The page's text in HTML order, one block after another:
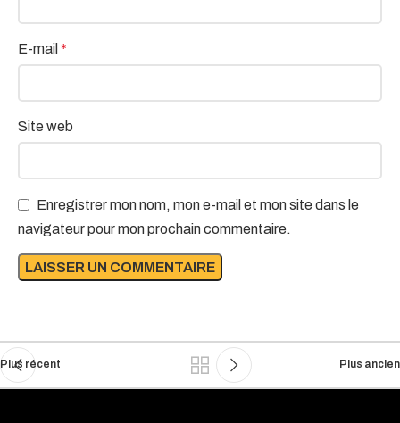
E-mail *
Site web
Enregistrer mon nom, mon e-mail et mon site dans le
navigateur pour mon prochain commentaire.
Plus récent Plus ancien